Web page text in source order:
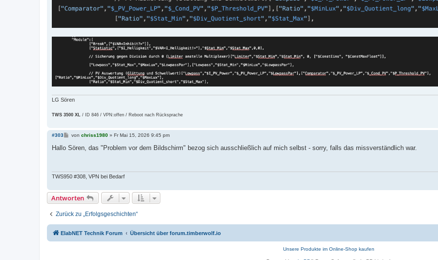
LG Sören
TWS 3500 XL / ID 846 / VPN:offen / Reboot nach Rücksprache
#303
B
i
von chriss1980» Fr Mai 15, 2026 9:45 pm
Hallo Sören, das "Problem vor dem Bildschirm" bezog sich ausschließlich auf mich selbst - sorry, falls das missverständlich war.
TWS950 #308, VPN bei Bedarf
Antworten
Zurück zu „Erfolgsgeschichten“
ElabNET Technik Forum Übersicht über forum.timberwolf.io
Unsere Produkte im Online-Shop kaufen